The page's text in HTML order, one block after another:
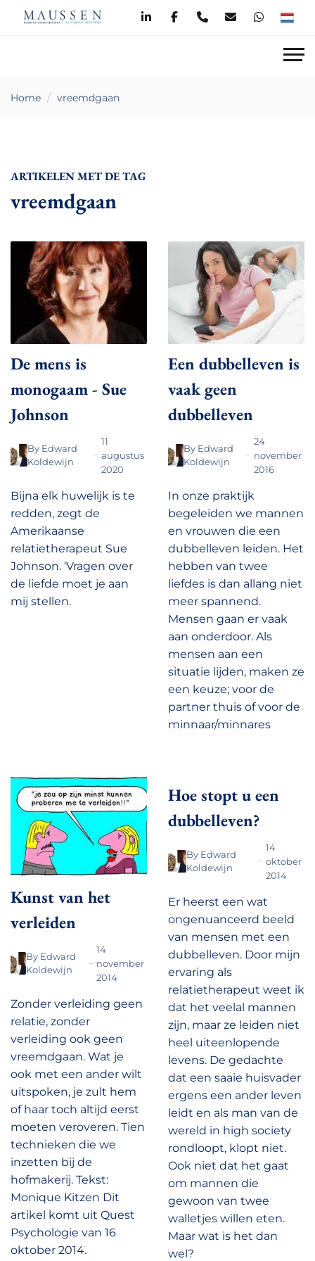
Home vreemdgaan
ARTIKELEN MET DE TAG
vreemdgaan
De mens is
monogaam - Sue
Johnson
By Edward
Koldewijn
11
augustus
2020
Bijna elk huwelijk is te
redden, zegt de
Amerikaanse
relatietherapeut Sue
Johnson. ‘Vragen over
de liefde moet je aan
mij stellen.
Een dubbelleven is
vaak geen
dubbelleven
By Edward
Koldewijn
24
november
2016
In onze praktijk
begeleiden we mannen
en vrouwen die een
dubbelleven leiden. Het
hebben van twee
liefdes is dan allang niet
meer spannend.
Mensen gaan er vaak
aan onderdoor. Als
mensen aan een
situatie lijden, maken ze
een keuze; voor de
partner thuis of voor de
minnaar/minnares
Kunst van het
verleiden
By Edward
Koldewijn
14
november
2014
Zonder verleiding geen
relatie, zonder
verleiding ook geen
vreemdgaan. Wat je
ook met een ander wilt
uitspoken, je zult hem
of haar toch altijd eerst
moeten veroveren. Tien
technieken die we
inzetten bij de
hofmakerij. Tekst:
Monique Kitzen Dit
artikel komt uit Quest
Psychologie van 16
oktober 2014.
Hoe stopt u een
dubbelleven?
By Edward
Koldewijn
14
oktober
2014
Er heerst een wat
ongenuanceerd beeld
van mensen met een
dubbelleven. Door mijn
ervaring als
relatietherapeut weet ik
dat het veelal mannen
zijn, maar ze leiden niet
heel uiteenlopende
levens. De gedachte
dat een saaie huisvader
ergens een ander leven
leidt en als man van de
wereld in high society
rondloopt, klopt niet.
Ook niet dat het gaat
om mannen die
gewoon van twee
walletjes willen eten.
Maar wat is het dan
wel?